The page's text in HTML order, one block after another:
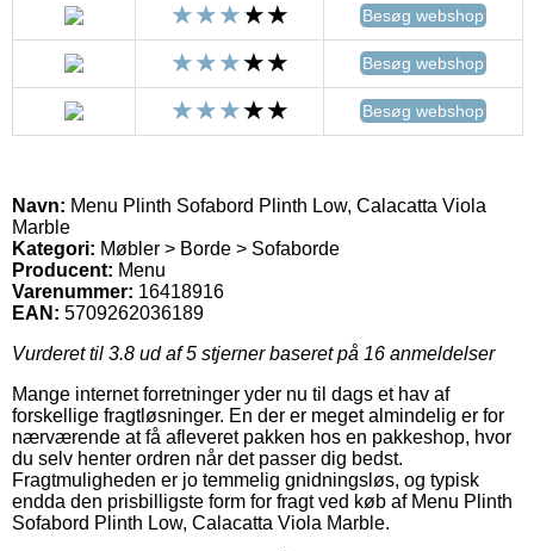
Besøg webshop
Besøg webshop
Besøg webshop
Navn: Menu Plinth Sofabord Plinth Low, Calacatta Viola
Marble
Kategori: Møbler > Borde > Sofaborde
Producent: Menu
Varenummer: 16418916
EAN: 5709262036189
Vurderet til 3.8 ud af 5 stjerner baseret på 16 anmeldelser
Mange internet forretninger yder nu til dags et hav af
forskellige fragtløsninger. En der er meget almindelig er for
nærværende at få afleveret pakken hos en pakkeshop, hvor
du selv henter ordren når det passer dig bedst.
Fragtmuligheden er jo temmelig gnidningsløs, og typisk
endda den prisbilligste form for fragt ved køb af Menu Plinth
Sofabord Plinth Low, Calacatta Viola Marble.